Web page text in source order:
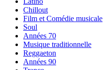
Chillout
Film et Comédie musicale
Soul
Années 70
Musique traditionnelle
Reggaeton
Années 90